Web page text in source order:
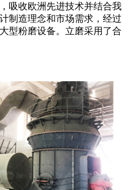
吸收欧洲先进技术并结合我
制造理念和市场需求，经过
型粉磨设备。立磨采用了合